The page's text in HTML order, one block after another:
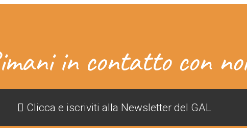
in contatto con noi
Clicca e iscriviti alla Newsletter del GAL